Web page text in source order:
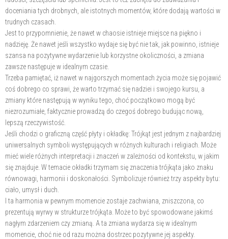
doceniania tych drobnych, ale istotnych momentów, które dodają wartości w
trudnych czasach.
Jest to przypomnienie, że nawet w chaosie istnieje miejsce na piękno i
nadzieję. Że nawet jeśli wszystko wydaje się być nie tak, jak powinno, istnieje
szansa na pozytywne wydarzenie lub korzystne okoliczności, a zmiana
zawsze następuje w idealnym czasie.
Trzeba pamiętać, iż nawet w najgorszych momentach życia może się pojawić
coś dobrego co sprawi, że warto trzymać się nadziei i swojego kursu, a
zmiany które następują w wyniku tego, choć początkowo mogą być
niezrozumiałe, faktycznie prowadzą do czegoś dobrego budując nową,
lepszą rzeczywistość.
Jeśli chodzi o graficzną część płyty i okładkę: Trójkąt jest jednym z najbardziej
uniwersalnych symboli występujących w różnych kulturach i religiach. Może
mieć wiele różnych interpretacji i znaczeń w zależności od kontekstu, w jakim
się znajduje. W temacie okładki trzymam się znaczenia trójkąta jako znaku
równowagi, harmonii i doskonałości. Symbolizuje również trzy aspekty bytu:
ciało, umysł i duch.
I ta harmonia w pewnym momencie zostaje zachwiana, zniszczona, co
prezentują wyrwy w strukturze trójkąta. Może to być spowodowane jakimś
nagłym zdarzeniem czy zmianą. A ta zmiana wydarza się w idealnym
momencie, choć nie od razu można dostrzec pozytywne jej aspekty.